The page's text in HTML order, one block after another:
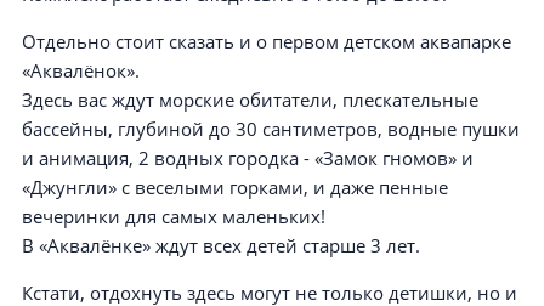
Отдельно стоит сказать и о первом детском аквапарке
«Аквалёнок».
Здесь вас ждут морские обитатели, плескательные
бассейны, глубиной до 30 сантиметров, водные пушки
и анимация, 2 водных городка - «Замок гномов» и
«Джунгли» с веселыми горками, и даже пенные
вечеринки для самых маленьких!
В «Аквалёнке» ждут всех детей старше 3 лет.
Кстати, отдохнуть здесь могут не только детишки, но и